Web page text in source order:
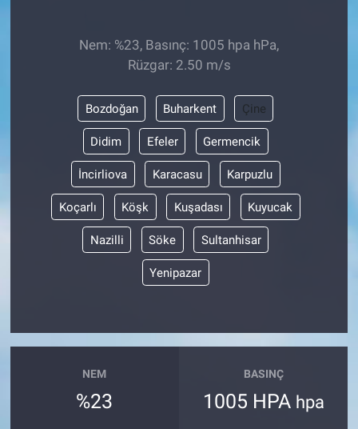
Nem: %23, Basınç: 1005 hpa hPa,
Rüzgar: 2.50 m/s
Bozdoğan Buharkent Çine
Didim Efeler Germencik
İncirliova Karacasu Karpuzlu
Koçarlı Köşk Kuşadası Kuyucak
Nazilli Söke Sultanhisar
Yenipazar
NEM
%23
BASINÇ
1005 HPA hpa